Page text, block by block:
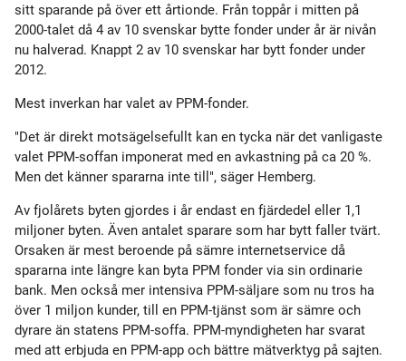
sitt sparande på över ett årtionde. Från toppår i mitten på
2000-talet då 4 av 10 svenskar bytte fonder under år är nivån
nu halverad. Knappt 2 av 10 svenskar har bytt fonder under
2012.
Mest inverkan har valet av PPM-fonder.
"Det är direkt motsägelsefullt kan en tycka när det vanligaste
valet PPM-soffan imponerat med en avkastning på ca 20 %.
Men det känner spararna inte till", säger Hemberg.
Av fjolårets byten gjordes i år endast en fjärdedel eller 1,1
miljoner byten. Även antalet sparare som har bytt faller tvärt.
Orsaken är mest beroende på sämre internetservice då
spararna inte längre kan byta PPM fonder via sin ordinarie
bank. Men också mer intensiva PPM-säljare som nu tros ha
över 1 miljon kunder, till en PPM-tjänst som är sämre och
dyrare än statens PPM-soffa. PPM-myndigheten har svarat
med att erbjuda en PPM-app och bättre mätverktyg på sajten.